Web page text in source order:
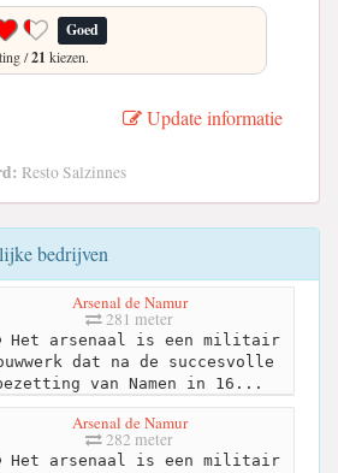
Goed
/21 kiezen.
Update informatie
Resto Salzinnes
bedrijven
Arsenal de Namur
281 meter
Het arsenaal is een militair
dat na de succesvolle
van Namen in 16...
Arsenal de Namur
282 meter
Het arsenaal is een militair